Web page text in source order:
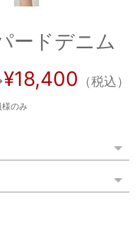
ードデニム
¥18,400 （税込）
様のみ